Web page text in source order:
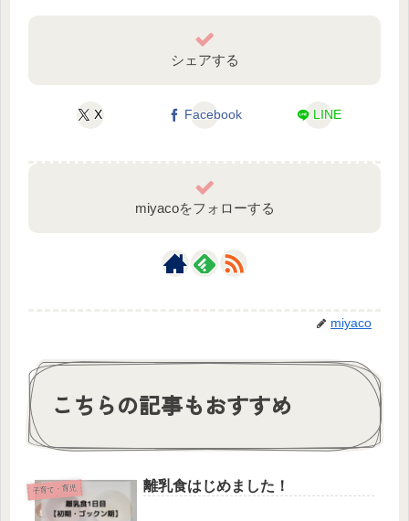
シェアする
X Facebook LINE
miyacoをフォローする
miyaco
こちらの記事もおすすめ
子育て・育児 離乳食はじめました！